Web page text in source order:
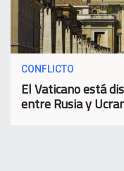
CONFLICTO
El Vaticano está
entre Rusia y